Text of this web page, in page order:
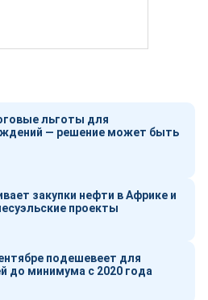
льготы для
— решение может быть
закупки нефти в Африке и
проекты
подешевеет для
до минимума с 2020 года